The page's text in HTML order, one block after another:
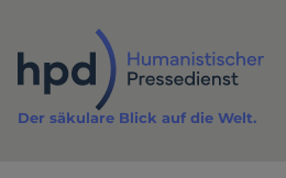
Inhalt
Der säkulare Blick auf die Welt.